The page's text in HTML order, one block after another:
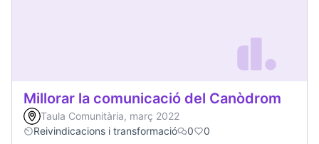
Millorar la comunicació del Canòdrom
Taula Comunitària, març 2022
Reivindicacions i transformació
0 0